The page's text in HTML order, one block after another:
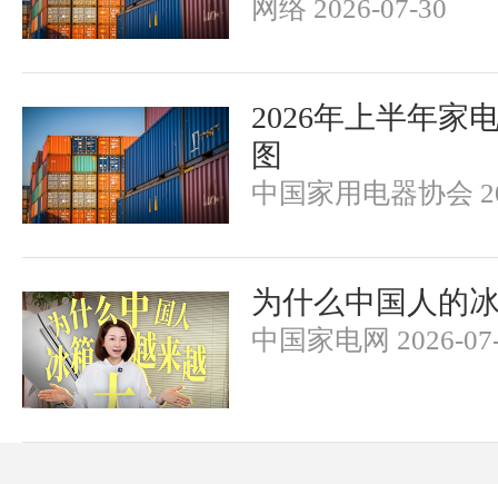
网络 2026-07-30
2026年上半年家
图
中国家用电器协会
为什么中国人的
中国家电网 2026-